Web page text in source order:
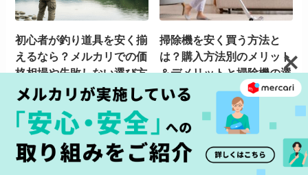
初心者が釣り道具を安く揃
えるなら？メルカリでの価
格相場や失敗しない選び方
を解説
掃除機を安く買う方法と
は？購入方法別のメリット
＆デメリットと掃除機の選
び方を紹介